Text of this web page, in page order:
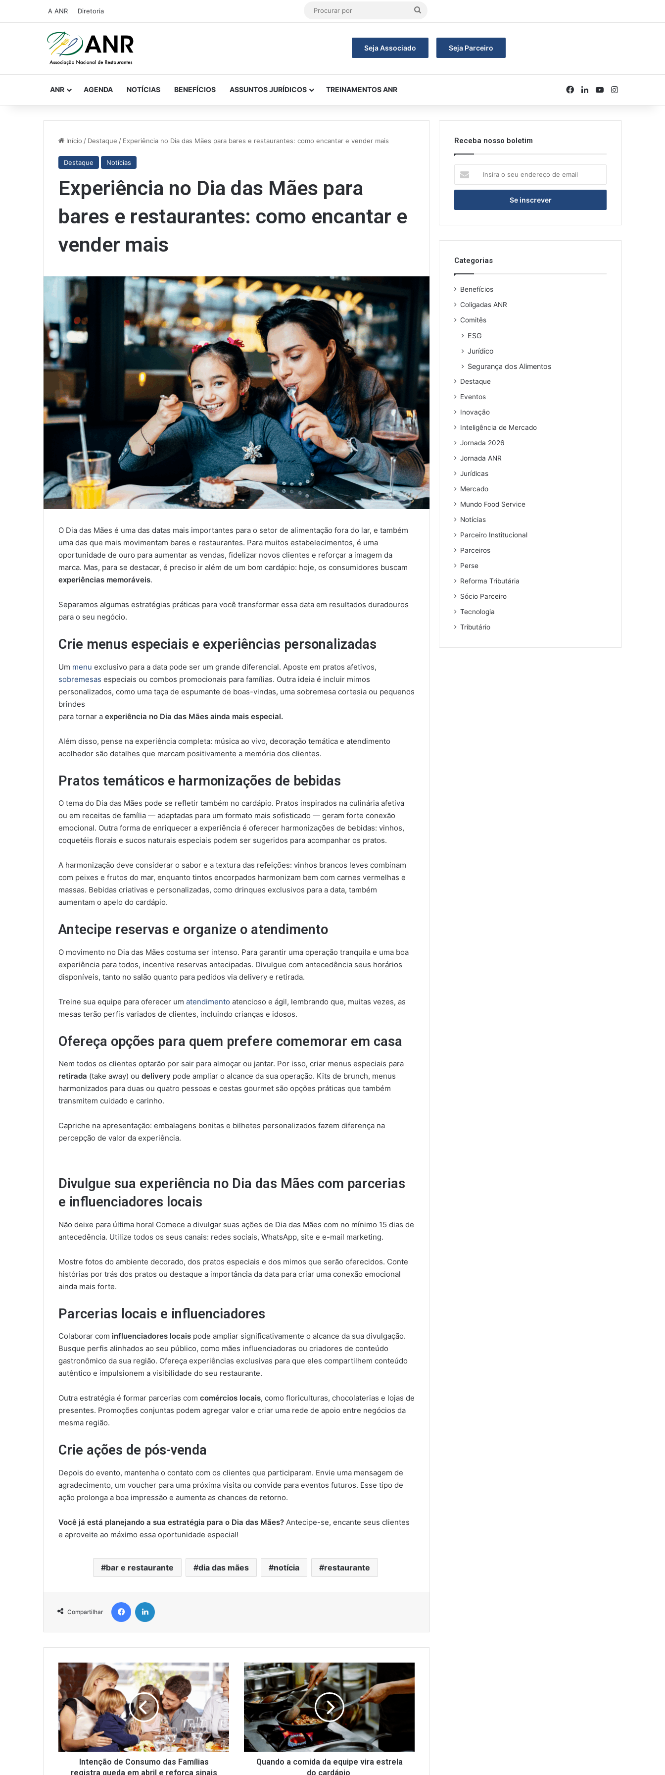
A ANR Diretoria
Procurar
Seja Associado Seja Parceiro
ANR AGENDA NOTÍCIAS BENEFÍCIOS ASSUNTOS JURÍDICOS TREINAMENTOS ANR Facebook
Linkedin
YouTubeInstagram
Início / Destaque / Experiência no Dia das Mães para bares e restaurantes: como encantar e vender mais
Destaque Notícias
Experiência no Dia das Mães para
bares e restaurantes: como encantar e
vender mais
O Dia das Mães é uma das datas mais importantes para o setor de alimentação fora do lar, e também
uma das que mais movimentam bares e restaurantes. Para muitos estabelecimentos, é uma
oportunidade de ouro para aumentar as vendas, fidelizar novos clientes e reforçar a imagem da
marca. Mas, para se destacar, é preciso ir além de um bom cardápio: hoje, os consumidores buscam
experiências memoráveis.
Separamos algumas estratégias práticas para você transformar essa data em resultados duradouros
para o seu negócio.
Crie menus especiais e experiências personalizadas
Um menu exclusivo para a data pode ser um grande diferencial. Aposte em pratos afetivos,
sobremesas especiais ou combos promocionais para famílias. Outra ideia é incluir mimos
personalizados, como uma taça de espumante de boas-vindas, uma sobremesa cortesia ou pequenos
brindes
para tornar a experiência no Dia das Mães ainda mais especial.
Além disso, pense na experiência completa: música ao vivo, decoração temática e atendimento
acolhedor são detalhes que marcam positivamente a memória dos clientes.
Pratos temáticos e harmonizações de bebidas
O tema do Dia das Mães pode se refletir também no cardápio. Pratos inspirados na culinária afetiva
ou em receitas de família — adaptadas para um formato mais sofisticado — geram forte conexão
emocional. Outra forma de enriquecer a experiência é oferecer harmonizações de bebidas: vinhos,
coquetéis florais e sucos naturais especiais podem ser sugeridos para acompanhar os pratos.
A harmonização deve considerar o sabor e a textura das refeições: vinhos brancos leves combinam
com peixes e frutos do mar, enquanto tintos encorpados harmonizam bem com carnes vermelhas e
massas. Bebidas criativas e personalizadas, como drinques exclusivos para a data, também
aumentam o apelo do cardápio.
Antecipe reservas e organize o atendimento
O movimento no Dia das Mães costuma ser intenso. Para garantir uma operação tranquila e uma boa
experiência para todos, incentive reservas antecipadas. Divulgue com antecedência seus horários
disponíveis, tanto no salão quanto para pedidos via delivery e retirada.
Treine sua equipe para oferecer um atendimento atencioso e ágil, lembrando que, muitas vezes, as
mesas terão perfis variados de clientes, incluindo crianças e idosos.
Ofereça opções para quem prefere comemorar em casa
Nem todos os clientes optarão por sair para almoçar ou jantar. Por isso, criar menus especiais para
retirada (take away) ou delivery pode ampliar o alcance da sua operação. Kits de brunch, menus
harmonizados para duas ou quatro pessoas e cestas gourmet são opções práticas que também
transmitem cuidado e carinho.
Capriche na apresentação: embalagens bonitas e bilhetes personalizados fazem diferença na
percepção de valor da experiência.
Divulgue sua experiência no Dia das Mães com parcerias
e influenciadores locais
Não deixe para última hora! Comece a divulgar suas ações de Dia das Mães com no mínimo 15 dias de
antecedência. Utilize todos os seus canais: redes sociais, WhatsApp, site e e-mail marketing.
Mostre fotos do ambiente decorado, dos pratos especiais e dos mimos que serão oferecidos. Conte
histórias por trás dos pratos ou destaque a importância da data para criar uma conexão emocional
ainda mais forte.
Parcerias locais e influenciadores
Colaborar com influenciadores locais pode ampliar significativamente o alcance da sua divulgação.
Busque perfis alinhados ao seu público, como mães influenciadoras ou criadores de conteúdo
gastronômico da sua região. Ofereça experiências exclusivas para que eles compartilhem conteúdo
autêntico e impulsionem a visibilidade do seu restaurante.
Outra estratégia é formar parcerias com comércios locais, como floriculturas, chocolaterias e lojas de
presentes. Promoções conjuntas podem agregar valor e criar uma rede de apoio entre negócios da
mesma região.
Crie ações de pós-venda
Depois do evento, mantenha o contato com os clientes que participaram. Envie uma mensagem de
agradecimento, um voucher para uma próxima visita ou convide para eventos futuros. Esse tipo de
ação prolonga a boa impressão e aumenta as chances de retorno.
Você já está planejando a sua estratégia para o Dia das Mães? Antecipe-se, encante seus clientes
e aproveite ao máximo essa oportunidade especial!
bar e restaurante dia das mães notícia restaurante
Compartilhar
Facebook
Intenção
de
Consumo
das
Famílias
registra
queda
em
abril
reforça
Intenção de Consumo das Famílias
registra queda em abril e reforça sinais
Quando
a
comida
da
equipe
vira
estrela
do
cardápio
Quando a comida da equipe vira estrela
do cardápio
Receba nosso boletim
seu
de
Categorias
Benefícios
Coligadas ANR
Comitês
ESG
Jurídico
Segurança dos Alimentos
Destaque
Eventos
Inovação
Inteligência de Mercado
Jornada 2026
Jornada ANR
Jurídicas
Mercado
Mundo Food Service
Notícias
Parceiro Institucional
Parceiros
Perse
Reforma Tributária
Sócio Parceiro
Tecnologia
Tributário